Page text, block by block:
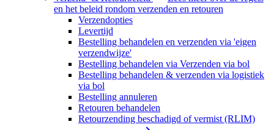
en het beleid rondom verzenden en retouren
Verzendopties
Levertijd
Bestelling behandelen en verzenden via 'eigen
verzendwijze'
Bestelling behandelen via Verzenden via bol
Bestelling behandelen & verzenden via logistiek
via bol
Bestelling annuleren
Retouren behandelen
Retourzending beschadigd of vermist (RLIM)